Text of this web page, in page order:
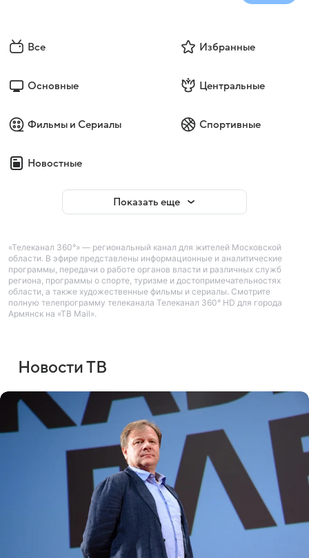
Все Избранные
Основные Центральные
Фильмы и Сериалы Спортивные
Новостные
Показать еще
«Телеканал 360°» — региональный канал для жителей Московской
области. В эфире представлены информационные и аналитические
программы, передачи о работе органов власти и различных служб
региона, программы о спорте, туризме и достопримечательностях
области, а также художественные фильмы и сериалы. Смотрите
полную телепрограмму телеканала Телеканал 360° HD для города
Армянск на «ТВ Mail».
Новости ТВ